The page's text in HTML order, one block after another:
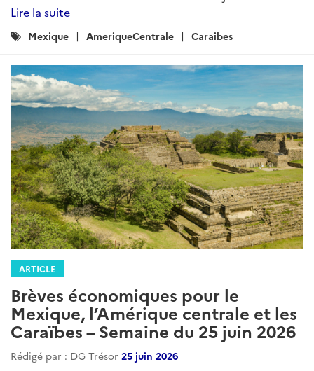
Lire la suite
Catégories
Mexique AmeriqueCentrale Caraibes
ARTICLE
Brèves économiques pour le
Mexique, l’Amérique centrale et les
Caraïbes – Semaine du 25 juin 2026
Rédigé par : DG Trésor 25 juin 2026